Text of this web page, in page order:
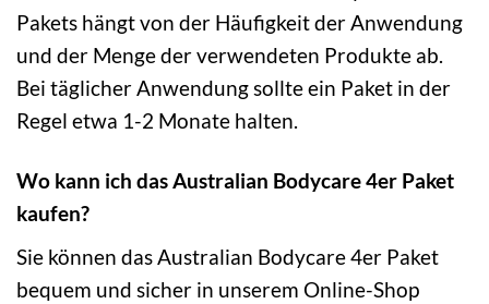
Pakets hängt von der Häufigkeit der Anwendung
und der Menge der verwendeten Produkte ab.
Bei täglicher Anwendung sollte ein Paket in der
Regel etwa 1-2 Monate halten.
Wo kann ich das Australian Bodycare 4er Paket
kaufen?
Sie können das Australian Bodycare 4er Paket
bequem und sicher in unserem Online-Shop